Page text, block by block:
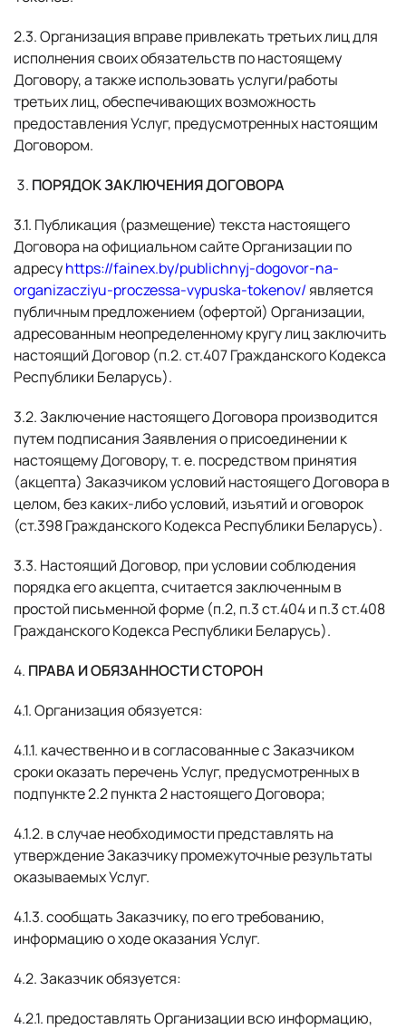
2.3. Организация вправе привлекать третьих лиц для
исполнения своих обязательств по настоящему
Договору, а также использовать услуги/работы
третьих лиц, обеспечивающих возможность
предоставления Услуг, предусмотренных настоящим
Договором.
ПОРЯДОК ЗАКЛЮЧЕНИЯ ДОГОВОРА
3.1. Публикация (размещение) текста настоящего
Договора на официальном сайте Организации по
адресуhttps://fainex.by/publichnyj-dogovor-na-
organizacziyu-proczessa-vypuska-tokenov/ является
публичным предложением (офертой) Организации,
адресованным неопределенному кругу лиц заключить
настоящий Договор (п.2. ст.407 Гражданского Кодекса
Республики Беларусь).
3.2. Заключение настоящего Договора производится
путем подписания Заявления о присоединении к
настоящему Договору, т. е. посредством принятия
(акцепта) Заказчиком условий настоящего Договора в
целом, без каких-либо условий, изъятий и оговорок
(ст.398 Гражданского Кодекса Республики Беларусь).
3.3. Настоящий Договор, при условии соблюдения
порядка его акцепта, считается заключенным в
простой письменной форме (п.2, п.3 ст.404 и п.3 ст.408
Гражданского Кодекса Республики Беларусь).
4. ПРАВА И ОБЯЗАННОСТИ СТОРОН
4.1. Организация обязуется:
4.1.1. качественно и в согласованные с Заказчиком
сроки оказать перечень Услуг, предусмотренных в
подпункте 2.2 пункта 2 настоящего Договора;
4.1.2. в случае необходимости представлять на
утверждение Заказчику промежуточные результаты
оказываемых Услуг.
4.1.3. сообщать Заказчику, по его требованию,
информацию о ходе оказания Услуг.
4.2. Заказчик обязуется:
4.2.1. предоставлять Организации всю информацию,